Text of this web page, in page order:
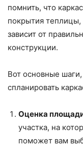
помнить, что
покрытия теплицы,
зависит от
конструкции.
Вот основные
спланировать
Оценка
участка, на
поможет вам